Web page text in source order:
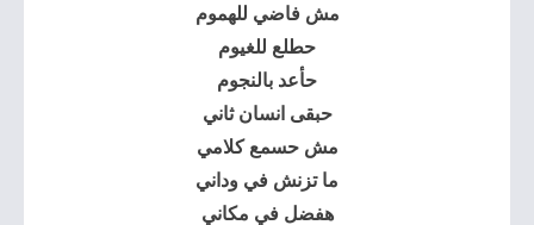
مش فاضي للهموم
حطلع للغيوم
حأعد بالنجوم
حبقى انسان ثاني
مش حسمع كلامي
ما تزنش في وداني
هفضل في مكاني